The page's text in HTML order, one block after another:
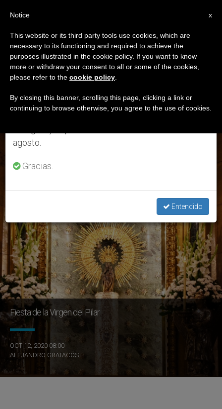
ETIQUETA
Posts Tagged
‘zaragoza’
ÚLTIMAS NOTICIAS
Fiesta de la Virgen del Pilar
OCT 12, 2020 08:00
ALEJANDRO GRATACÓS
×
Aviso importante
Del 27 de julio al 7 de agosto haremos la pausa
anual, aprovechando que en el periodo de verano
se generan menos informaciones y también el
agosto.
Gracias.
Entendido
x
Notice
This website or its third party tools use cookies, which are
necessary to its functioning and required to achieve the
purposes illustrated in the cookie policy. If you want to know
more or withdraw your consent to all or some of the cookies,
please refer to the cookie policy
By closing this banner, scrolling this page, clicking a link or
continuing to browse otherwise, you agree to the use of cookies.